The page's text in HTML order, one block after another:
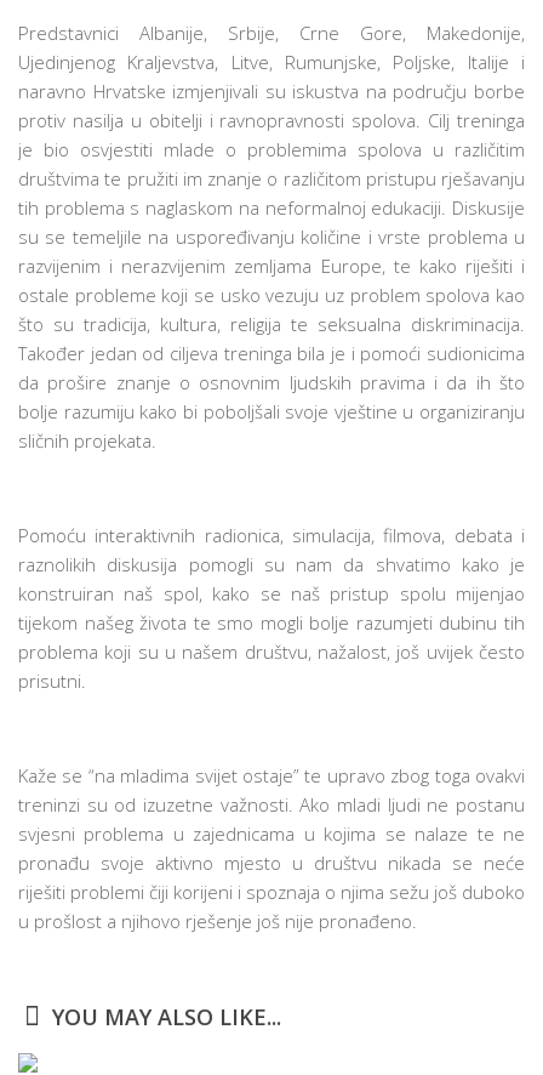
Predstavnici Albanije, Srbije, Crne Gore, Makedonije,
Ujedinjenog Kraljevstva, Litve, Rumunjske, Poljske, Italije i
naravno Hrvatske izmjenjivali su iskustva na području borbe
protiv nasilja u obitelji i ravnopravnosti spolova. Cilj treninga
je bio osvjestiti mlade o problemima spolova u različitim
društvima te pružiti im znanje o različitom pristupu rješavanju
tih problema s naglaskom na neformalnoj edukaciji. Diskusije
su se temeljile na uspoređivanju količine i vrste problema u
razvijenim i nerazvijenim zemljama Europe, te kako riješiti i
ostale probleme koji se usko vezuju uz problem spolova kao
što su tradicija, kultura, religija te seksualna diskriminacija.
Također jedan od ciljeva treninga bila je i pomoći sudionicima
da prošire znanje o osnovnim ljudskih pravima i da ih što
bolje razumiju kako bi poboljšali svoje vještine u organiziranju
sličnih projekata.
Pomoću interaktivnih radionica, simulacija, filmova, debata i
raznolikih diskusija pomogli su nam da shvatimo kako je
konstruiran naš spol, kako se naš pristup spolu mijenjao
tijekom našeg života te smo mogli bolje razumjeti dubinu tih
problema koji su u našem društvu, nažalost, još uvijek često
prisutni.
Kaže se “na mladima svijet ostaje” te upravo zbog toga ovakvi
treninzi su od izuzetne važnosti. Ako mladi ljudi ne postanu
svjesni problema u zajednicama u kojima se nalaze te ne
pronađu svoje aktivno mjesto u društvu nikada se neće
riješiti problemi čiji korijeni i spoznaja o njima sežu još duboko
u prošlost a njihovo rješenje još nije pronađeno.
YOU MAY ALSO LIKE...